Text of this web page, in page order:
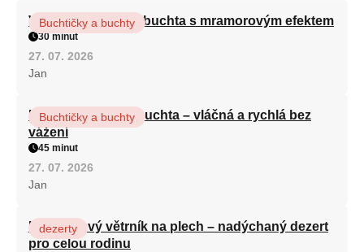
Vláčná olejová litá buchta s mramorovým efektem
Buchtičky a buchty
30 minut
27. 07. 2026
Jan
Hrnková maková buchta – vláčná a rychlá bez
vážení
Buchtičky a buchty
45 minut
27. 07. 2026
Jan
Karamelový větrník na plech – nadýchaný dezert
pro celou rodinu
dezerty